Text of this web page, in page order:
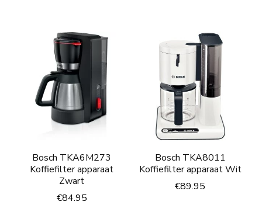
Bosch TKA6M273
Koffiefilter apparaat
Zwart
€84.95
Bosch TKA8011
Koffiefilter apparaat Wit
€89.95